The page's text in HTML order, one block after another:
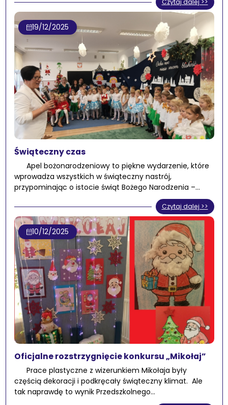
Czytaj dalej >>
19/12/2025
Świąteczny czas
Apel bożonarodzeniowy to piękne wydarzenie, które
wprowadza wszystkich w świąteczny nastrój,
przypominając o istocie świąt Bożego Narodzenia –…
Czytaj dalej >>
10/12/2025
Oficjalne rozstrzygnięcie konkursu „Mikołaj”
Prace plastyczne z wizerunkiem Mikołaja były
częścią dekoracji i podkręcały świąteczny klimat. Ale
tak naprawdę to wynik Przedszkolnego…